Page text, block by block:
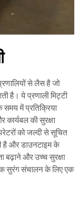
से लैस है जो
है। ये प्रणाली मिट्टी
समय में प्रतिक्रिया
की सुरक्षा
को जल्दी से सूचित
है और डाउनटाइम के
बढ़ाने और उच्च सुरक्षा
सुरंग संचालन के लिए एक